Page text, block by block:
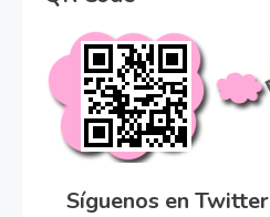
Síguenos en Twitter